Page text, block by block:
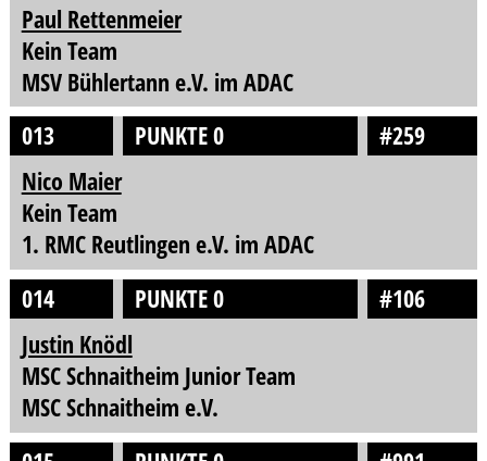
Paul Rettenmeier
Kein Team
MSV Bühlertann e.V. im ADAC
013
PUNKTE 0
#259
Nico Maier
Kein Team
1. RMC Reutlingen e.V. im ADAC
014
PUNKTE 0
#106
Justin Knödl
MSC Schnaitheim Junior Team
MSC Schnaitheim e.V.